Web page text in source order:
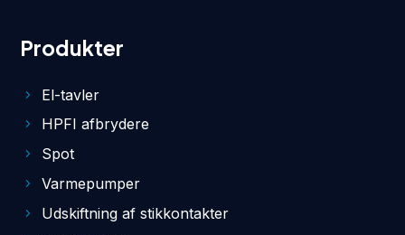
Produkter
El-tavler
HPFI afbrydere
Spot
Varmepumper
Udskiftning af stikkontakter